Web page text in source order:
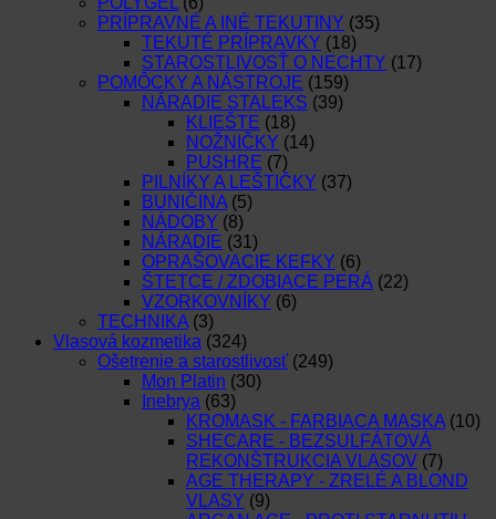
PRÍPRAVNÉ A INÉ TEKUTINY (35)
TEKUTÉ PRÍPRAVKY (18)
STAROSTLIVOSŤ O NECHTY (17)
POMÔCKY A NÁSTROJE (159)
NÁRADIE STALEKS (39)
KLIEŠTE (18)
NOŽNIČKY (14)
PUSHRE (7)
PILNÍKY A LEŠTIČKY (37)
BUNIČINA (5)
NÁDOBY (8)
NÁRADIE (31)
OPRAŠOVACIE KEFKY (6)
ŠTETCE / ZDOBIACE PERÁ (22)
VZORKOVNÍKY (6)
TECHNIKA (3)
Vlasová kozmetika (324)
Ošetrenie a starostlivosť (249)
Mon Platin (30)
Inebrya (63)
KROMASK - FARBIACA MASKA (10)
SHECARE - BEZSULFÁTOVÁ
REKONŠTRUKCIA VLASOV (7)
AGE THERAPY - ZRELÉ A BLOND
VLASY (9)